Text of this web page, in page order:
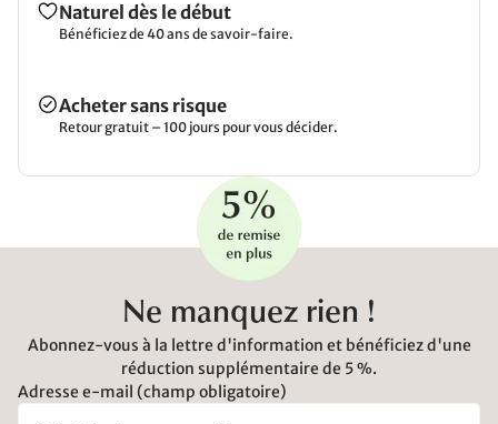
Naturel dès le début
Bénéficiez de 40 ans de savoir-faire.
Acheter sans risque
Retour gratuit – 100 jours pour vous décider.
Ne manquez rien !
Abonnez-vous à la lettre d'information et bénéficiez d'une
réduction supplémentaire de 5 %.
Adresse e-mail (champ obligatoire)